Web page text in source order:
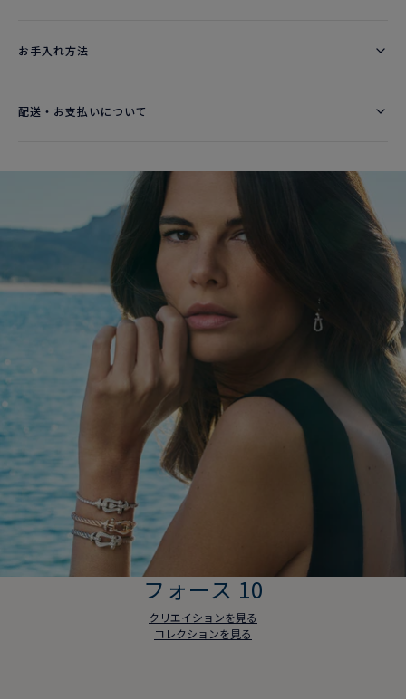
お手入れ方法
配送・お支払いについて
フォース 10
クリエイションを見る
コレクションを見る